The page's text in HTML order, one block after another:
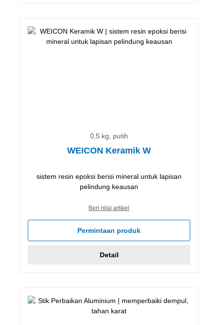
0,5 kg, putih
WEICON Keramik W
sistem resin epoksi berisi mineral untuk lapisan
pelindung keausan
Beri nilai artikel
Permintaan produk
Detail